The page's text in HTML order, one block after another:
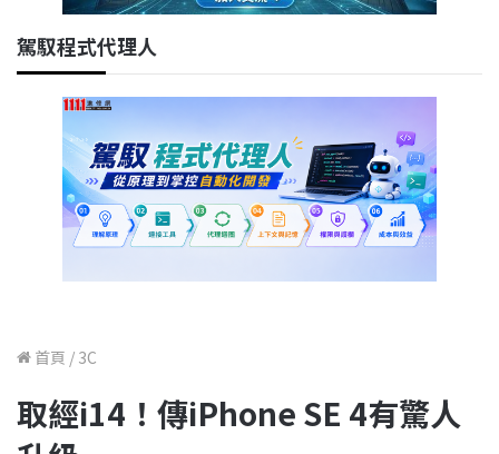
駕馭程式代理人